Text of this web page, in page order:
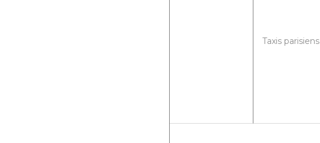
Taxis parisiens